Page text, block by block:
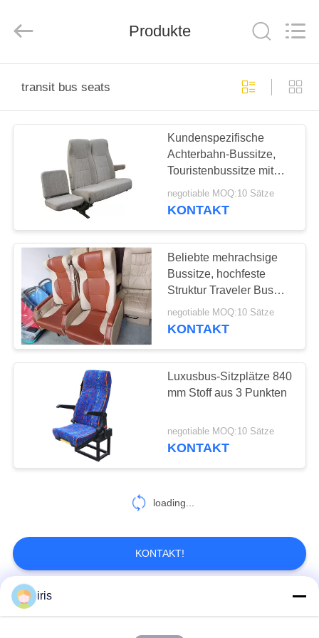
PRODUKTE
ÜBER
UNS
FABRIK-
AUSFLUG
QUALITÄTSKONTROLLE
TRETEN
SIE
VERBINDUNG
NACHRICHTEN
FÄLLE
SITEMAP
Ltd..
Produkte
transit bus seats
Kundenspezifische
Achterbahn-Bussitze,
Touristenbussitze mit
Rostschutzbehandlung
und hinterem Griff
negotiable MOQ:10 Sätze
KONTAKT
Beliebte mehrachsige
Bussitze, hochfeste
Struktur Traveler Bus
Seat
negotiable MOQ:10 Sätze
KONTAKT
Luxusbus-Sitzplätze 840
mm Stoff aus 3 Punkten
negotiable MOQ:10 Sätze
KONTAKT
loading...
KONTAKT!
iris